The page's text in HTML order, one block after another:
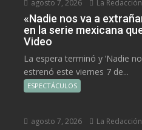
agosto 7, 2026 La Redacción
«Nadie nos va a
en la serie mexicana
Video
La espera terminó y ‘Nadie
estrenó este viernes 7 de...
ESPECTÁCULOS
agosto 7, 2026 La Redacción